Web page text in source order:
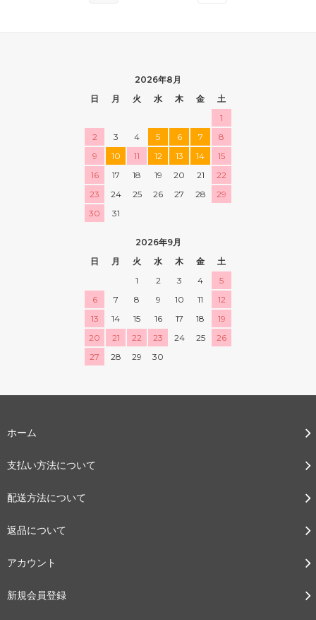
2026年8月
日
月 火 水 木 金
土
1
2
3 4 5 6 7
8
9
10 11 12 13 14
15
16
17 18 19 20 21
22
23
24 25 26 27 28
29
30
31
2026年9月
日
月 火 水 木 金
土
1
2 3 4
5
6
7 8 9 10 11
12
13
14 15 16 17 18
19
20
21 22 23 24 25
26
27
28 29 30
ホーム
支払い方法について
配送方法について
返品について
アカウント
新規会員登録